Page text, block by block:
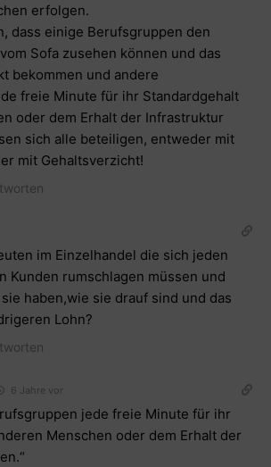
erfolgen.
dass einige Berufsgruppen den
Sofa zusehen können und das
bekommen und andere
freie Minute für ihr Standardgehalt
oder dem Erhalt der Infrastruktur
sich alle beteiligen, entweder mit
mit Gehaltsverzicht!
im Einzelhandel die sich jeden
Kunden rumschlagen müssen und
haben,wie sie drauf sind und das
Lohn?
6 Jahre vor
jede freie Minute für ihr
Menschen oder dem Erhalt der